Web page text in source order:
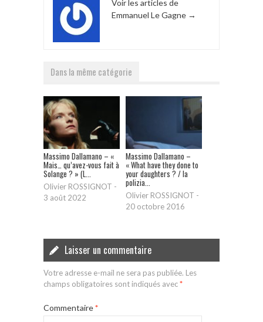
Voir les articles de
Emmanuel Le Gagne →
Dans la même catégorie
Massimo Dallamano – «
Mais… qu’avez-vous fait à
Solange ? » (L...
Olivier ROSSIGNOT -
3 août 2022
Massimo Dallamano –
« What have they done to
your daughters ? / la
polizia...
Olivier ROSSIGNOT -
20 octobre 2016
Laisser un commentaire
Votre adresse e-mail ne sera pas publiée. Les
champs obligatoires sont indiqués avec*
Commentaire*